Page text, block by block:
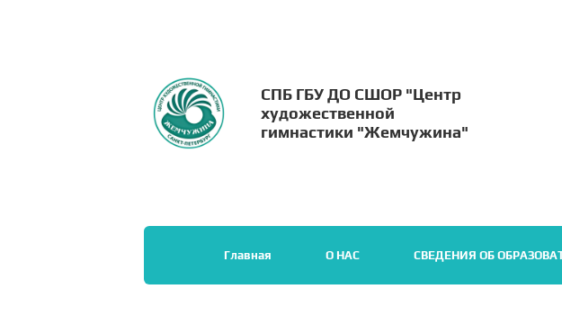
СПБ ГБУ ДО СШОР "Центр
художественной
гимнастики "Жемчужина"
Главная О НАС СВЕДЕНИЯ ОБ